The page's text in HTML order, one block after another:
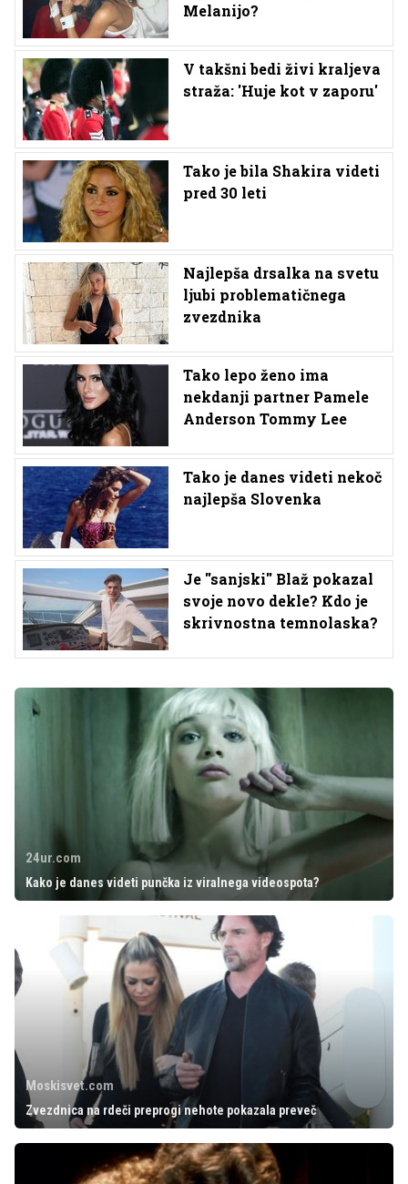
Melanijo?
V takšni bedi živi kraljeva
straža: 'Huje kot v zaporu'
Tako je bila Shakira videti
pred 30 leti
Najlepša drsalka na svetu
ljubi problematičnega
zvezdnika
Tako lepo ženo ima
nekdanji partner Pamele
Anderson Tommy Lee
Tako je danes videti nekoč
najlepša Slovenka
Je ''sanjski'' Blaž pokazal
svoje novo dekle? Kdo je
skrivnostna temnolaska?
24ur.com
Kako je danes videti punčka iz viralnega videospota?
Moskisvet.com
Zvezdnica na rdeči preprogi nehote pokazala preveč